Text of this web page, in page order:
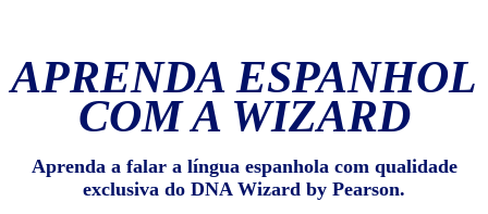
APRENDA ESPANHOL
COM A WIZARD
Aprenda a falar a língua espanhola com qualidade
exclusiva do DNA Wizard by Pearson.